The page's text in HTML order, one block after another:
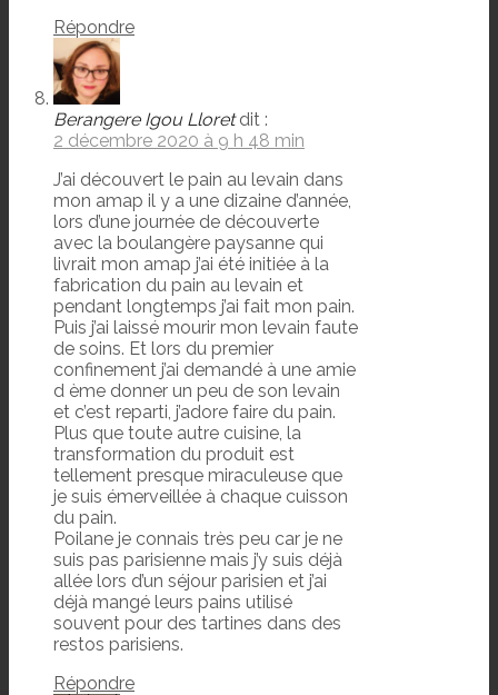
Répondre
Berangere Igou Lloret dit :
2 décembre 2020 à 9 h 48 min
J’ai découvert le pain au levain dans
mon amap il y a une dizaine d’année,
lors d’une journée de découverte
avec la boulangère paysanne qui
livrait mon amap j’ai été initiée à la
fabrication du pain au levain et
pendant longtemps j’ai fait mon pain.
Puis j’ai laissé mourir mon levain faute
de soins. Et lors du premier
confinement j’ai demandé à une amie
d ème donner un peu de son levain
et c’est reparti, j’adore faire du pain.
Plus que toute autre cuisine, la
transformation du produit est
tellement presque miraculeuse que
je suis émerveillée à chaque cuisson
du pain.
Poilane je connais très peu car je ne
suis pas parisienne mais j’y suis déjà
allée lors d’un séjour parisien et j’ai
déjà mangé leurs pains utilisé
souvent pour des tartines dans des
restos parisiens.
Répondre